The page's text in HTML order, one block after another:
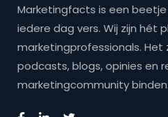
Marketingfacts is een
iedere dag vers. Wij zijn hét
marketingprofessionals. Het
podcasts, blogs, opinies en
marketingcommunity binden.